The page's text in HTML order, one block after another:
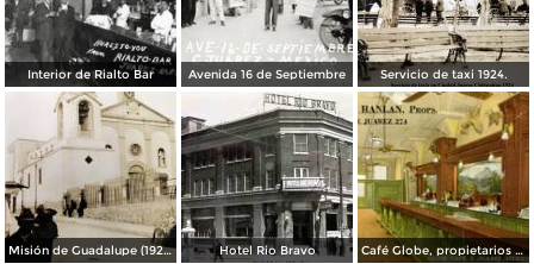
Interior de Rialto Bar Avenida 16 de Septiembre Servicio de taxi 1924.
Misión de Guadalupe (1924) Hotel Rio Bravo Café Globe, propietarios Mooney & Hanlan